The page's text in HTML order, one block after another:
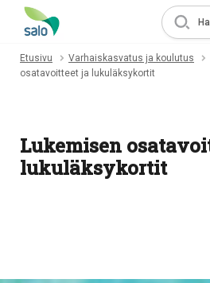
Etusivu Varhaiskasvatus ja koulutus
osatavoitteet ja lukuläksykortit
Lukemisen
lukuläksykortit